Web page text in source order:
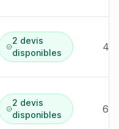
2 devis
disponibles
44
2 devis
disponibles
6